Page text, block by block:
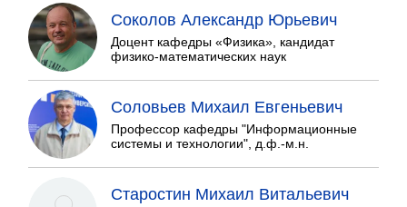
Соколов Александр Юрьевич
Доцент кафедры «Физика», кандидат
физико-математических наук
Соловьев Михаил Евгеньевич
Профессор кафедры "Информационные
системы и технологии", д.ф.-м.н.
Старостин Михаил Витальевич